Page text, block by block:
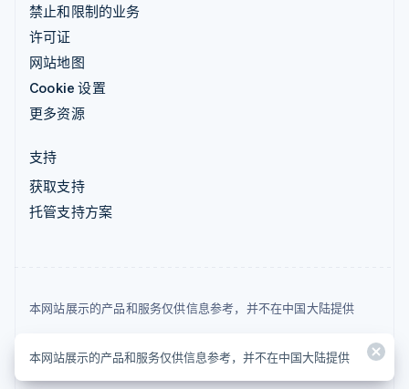
禁止和限制的业务
许可证
网站地图
Cookie 设置
更多资源
支持
获取支持
托管支持方案
本网站展示的产品和服务仅供信息参考，并不在中国大陆提供
© 2026 Stripe, LLC
本网站展示的产品和服务仅供信息参考，并不在中国大陆提供